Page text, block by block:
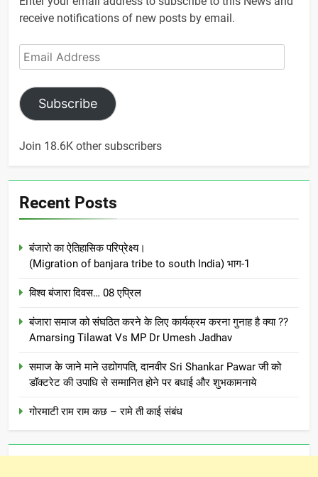
receive notifications of new posts by email.
Email
Address
Subscribe
Join 18.6K other subscribers
Recent Posts
बंजारो का ऐतिहासिक परिप्रेक्ष्य।
(Migration of banjara tribe to south India) भाग-1
विश्व बंजारा दिवस… 08 एप्रिल
बंजारा समाज को संघठित करने के लिए कार्यक्रम करना गुनाह है क्या ??
Amarsing Tilawat Vs MP Dr Umesh Jadhav
समाज के जाने माने उद्योगपति, दानवीर Sri Shankar Pawar जी को
डॉक्टरेट की उपाधि से सम्मानित होने पर बधाई और शुभकामनाये
गोरमाटी राम राम कछ – रामे ती काई संबंध